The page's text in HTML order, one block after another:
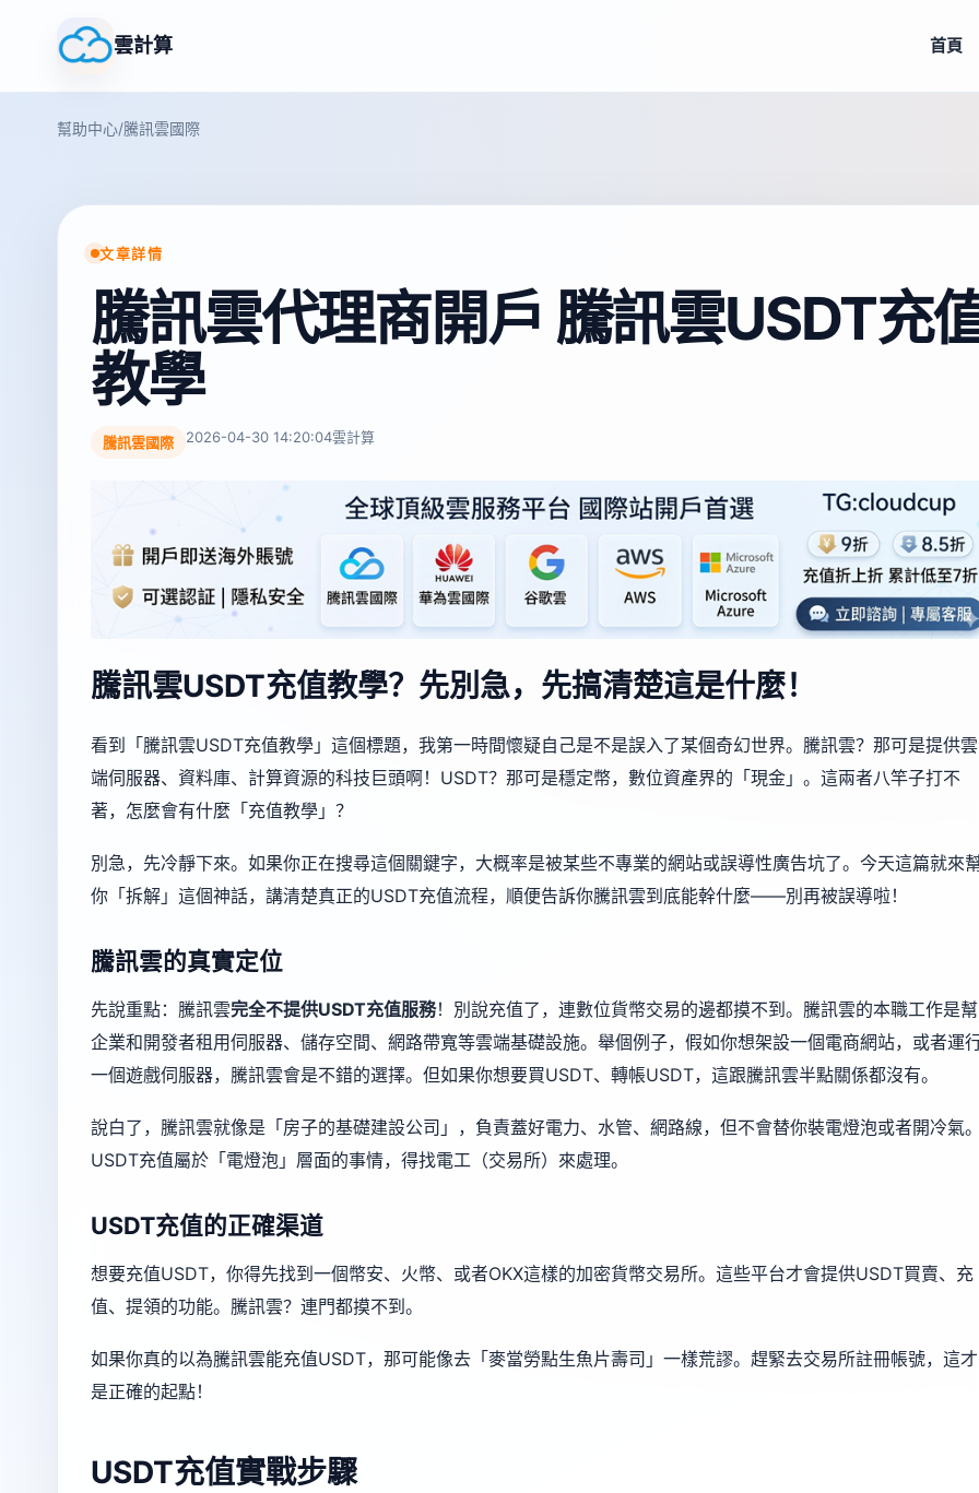
雲計算 首頁
幫助中心/騰訊雲國際
文章詳情
騰訊雲代理商開戶 騰訊雲USDT充
教學
騰訊雲國際 2026-04-30 14:20:04雲計算
騰訊雲USDT充值教學？先別急，先搞清楚這是什麼！
看到「騰訊雲USDT充值教學」這個標題，我第一時間懷疑自己是不是誤入了某個奇幻世界。騰訊雲？那可是提供雲
端伺服器、資料庫、計算資源的科技巨頭啊！USDT？那可是穩定幣，數位資產界的「現金」。這兩者八竿子打不
著，怎麼會有什麼「充值教學」？
別急，先冷靜下來。如果你正在搜尋這個關鍵字，大概率是被某些不專業的網站或誤導性廣告坑了。今天這篇就來
你「拆解」這個神話，講清楚真正的USDT充值流程，順便告訴你騰訊雲到底能幹什麼——別再被誤導啦！
騰訊雲的真實定位
先說重點：騰訊雲完全不提供USDT充值服務！別說充值了，連數位貨幣交易的邊都摸不到。騰訊雲的本職工作是幫
企業和開發者租用伺服器、儲存空間、網路帶寬等雲端基礎設施。舉個例子，假如你想架設一個電商網站，或者運
一個遊戲伺服器，騰訊雲會是不錯的選擇。但如果你想要買USDT、轉帳USDT，這跟騰訊雲半點關係都沒有。
說白了，騰訊雲就像是「房子的基礎建設公司」，負責蓋好電力、水管、網路線，但不會替你裝電燈泡或者開冷氣
USDT充值屬於「電燈泡」層面的事情，得找電工（交易所）來處理。
USDT充值的正確渠道
想要充值USDT，你得先找到一個幣安、 火幣、或者OKX這樣的加密貨幣交易所。這些平台才會提供USDT買賣、充
值、提領的功能。騰訊雲？連門都摸不到。
如果你真的以為騰訊雲能充值USDT，那可能像去「麥當勞點生魚片壽司」一樣荒謬。趕緊去交易所註冊帳號，這才
是正確的起點！
USDT充值實戰步驟